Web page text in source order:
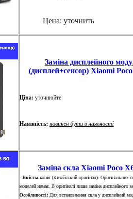
Цена: уточнить
Заміна дисплейного
(дисплей+сенсор) Xiaomi
Ціна: уточнюйте
Наявність: повинен бути в наявності
Заміна скла Xiaomi Poco
Якість: копія (Китайський оригінал). Оригінальних
моделей немає. В оригіналі лише заміна дисплейного
Особливості: Для встановлення скла у дисплейний